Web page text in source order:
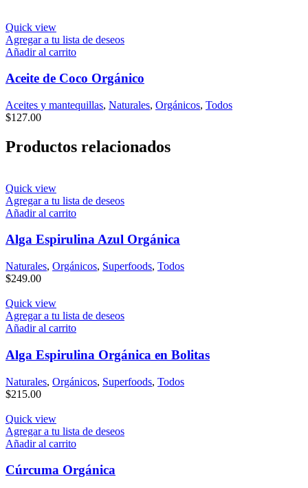
Quick view
Agregar a tu lista de deseos
Añadir al carrito
Aceite de Coco Orgánico
Aceites y mantequillas, Naturales, Orgánicos, Todos
$127.00
Productos relacionados
Quick view
Agregar a tu lista de deseos
Añadir al carrito
Alga Espirulina Azul Orgánica
Naturales, Orgánicos, Superfoods, Todos
$249.00
Quick view
Agregar a tu lista de deseos
Añadir al carrito
Alga Espirulina Orgánica en Bolitas
Naturales, Orgánicos, Superfoods, Todos
$215.00
Quick view
Agregar a tu lista de deseos
Añadir al carrito
Cúrcuma Orgánica